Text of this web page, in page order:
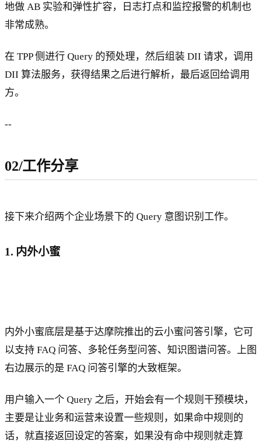
地做 AB 实验和弹性扩容，日志打点和监控报警的机制也
非常成熟。
在 TPP 侧进行 Query 的预处理，然后组装 DII 请求，调用
DII 算法服务，获得结果之后进行解析，最后返回给调用
方。
--
02/工作分享
接下来介绍两个企业场景下的 Query 意图识别工作。
1. 内外小蜜
内外小蜜底层是基于达摩院推出的云小蜜问答引擎，它可
以支持 FAQ 问答、多轮任务型问答、知识图谱问答。上图
右边展示的是 FAQ 问答引擎的大致框架。
用户输入一个 Query 之后，开始会有一个规则干预模块，
主要是让业务和运营来设置一些规则，如果命中规则的
话，就直接返回设定的答案，如果没有命中规则就走算